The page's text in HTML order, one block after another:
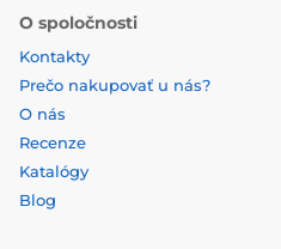
O spoločnosti
Kontakty
Prečo nakupovať u nás?
O nás
Recenze
Katalógy
Blog